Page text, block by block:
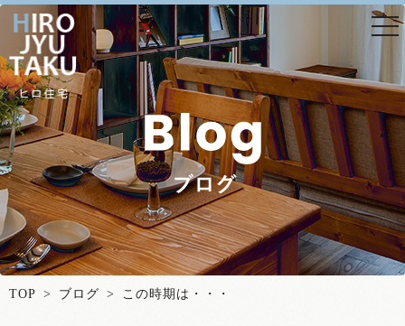
TOP > ブログ > この時期は・・・